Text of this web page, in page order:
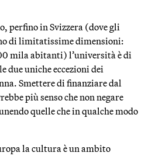
perfino in Svizzera (dove gli
di limitatissime dimensioni:
mila abitanti) l’università è di
due uniche eccezioni dei
Smettere di finanziare dal
più senso che non negare
quelle che in qualche modo
la cultura è un ambito